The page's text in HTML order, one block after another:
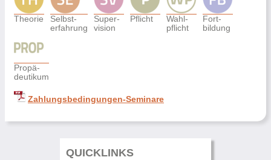
Theorie
Selbst-
erfahrung
Super-
vision
Pflicht
Wahl-
pflicht
Fort-
bildung
Propä-
deutikum
Zahlungsbedingungen-Seminare
QUICKLINKS